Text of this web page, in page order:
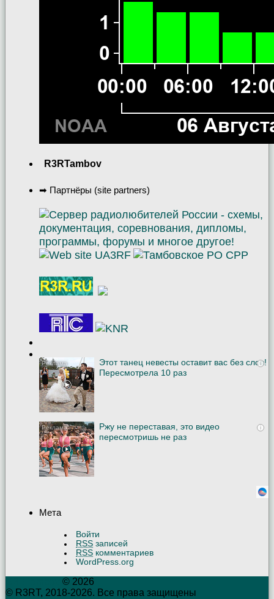
R3RTambov
➡ Партнёры (site partners)
i
Этот танец невесты оставит вас без слов!
Пересмотрела 10 раз
i
Ржу не переставая, это видео
пересмотришь не раз
Мета
Войти
RSS записей
RSS комментариев
WordPress.org
© 2026
© R3RT, 2018-2026. Все права защищены